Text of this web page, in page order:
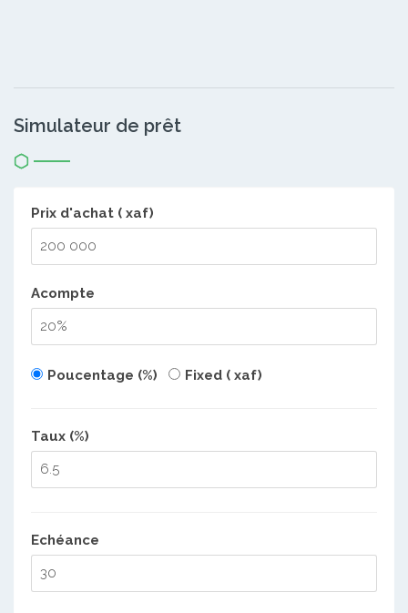
Simulateur de prêt
Prix d'achat ( xaf)
Acompte
Poucentage (%) Fixed ( xaf)
Taux (%)
Echéance